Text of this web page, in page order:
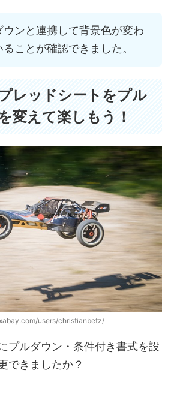
ウンと連携して背景色が変わ
ることが確認できました。
レッドシートをプル
変えて楽しもう！
users/christianbetz/
プルダウン・条件付き書式を設
できましたか？